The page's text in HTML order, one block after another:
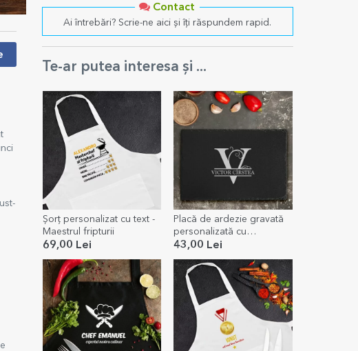
Contact
Ai întrebări? Scrie-ne aici și îți răspundem rapid.
Te-ar putea interesa și ...
Șorț personalizat cu text -
Maestrul fripturii
69,00 Lei
Placă de ardezie gravată
personalizată cu
monogramă și text
43,00 Lei